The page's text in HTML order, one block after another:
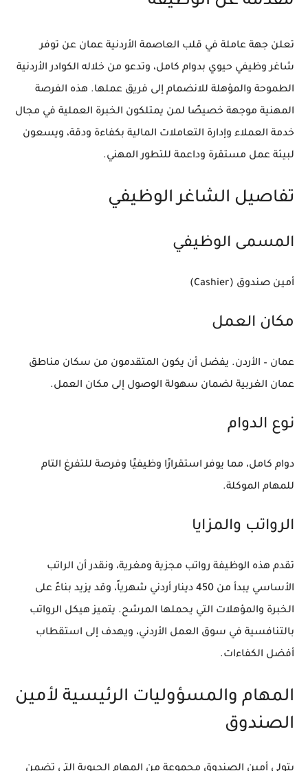
تعلن جهة عاملة في قلب العاصمة الأردنية عمان عن توفر
شاغر وظيفي حيوي بدوام كامل، وتدعو من خلاله الكوادر الأردنية
الطموحة والمؤهلة للانضمام إلى فريق عملها. هذه الفرصة
المهنية موجهة خصيصًا لمن يمتلكون الخبرة العملية في مجال
خدمة العملاء وإدارة التعاملات المالية بكفاءة ودقة، ويسعون
لبيئة عمل مستقرة وداعمة للتطور المهني.
تفاصيل الشاغر الوظيفي
المسمى الوظيفي
أمين صندوق (Cashier)
مكان العمل
عمان – الأردن. يفضل أن يكون المتقدمون من سكان مناطق
عمان الغربية لضمان سهولة الوصول إلى مكان العمل.
نوع الدوام
دوام كامل، مما يوفر استقرارًا وظيفيًا وفرصة للتفرغ التام
للمهام الموكلة.
الرواتب والمزايا
تقدم هذه الوظيفة رواتب مجزية ومغرية، ونقدر أن الراتب
الأساسي يبدأ من 450 دينار أردني شهرياً، وقد يزيد بناءً على
الخبرة والمؤهلات التي يحملها المرشح. يتميز هيكل الرواتب
بالتنافسية في سوق العمل الأردني، ويهدف إلى استقطاب
أفضل الكفاءات.
المهام والمسؤوليات الرئيسية لأمين
الصندوق